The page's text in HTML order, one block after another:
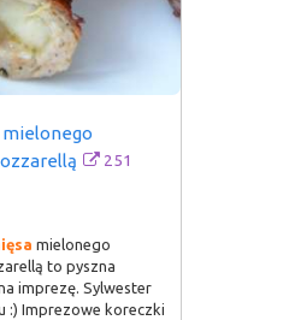
mielonego
251
mielonego
to pyszna
imprezę. Sylwester
:) Imprezowe koreczki